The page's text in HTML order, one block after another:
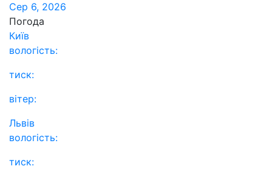
Сер 6, 2026
Погода
Київ
вологість:
тиск:
вітер:
Львів
вологість:
тиск: